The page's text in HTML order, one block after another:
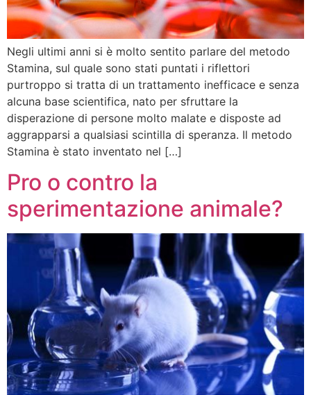
Negli ultimi anni si è molto sentito parlare del metodo
Stamina, sul quale sono stati puntati i riflettori
purtroppo si tratta di un trattamento inefficace e senza
alcuna base scientifica, nato per sfruttare la
disperazione di persone molto malate e disposte ad
aggrapparsi a qualsiasi scintilla di speranza. Il metodo
Stamina è stato inventato nel […]
Pro o contro la
sperimentazione animale?